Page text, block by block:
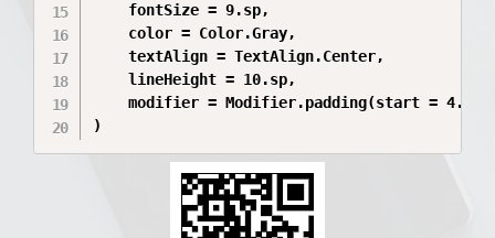
    fontSize = 9.sp,
    color = Color.Gray,
    textAlign = TextAlign.Center,
    lineHeight = 10.sp,
    modifier = Modifier.padding(start = 4.dp)